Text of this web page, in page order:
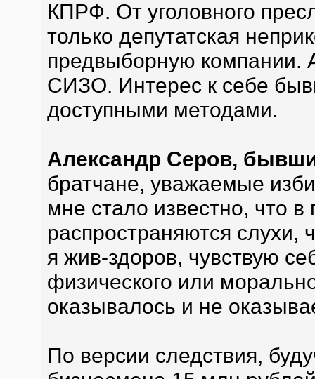
КПРФ. От уголовного
только депутатская
предвыборную компании.
СИЗО. Интерес к себе
доступными методами.
Александр Серов,
братчане, уважаемые
мне стало известно, что в
распространяются слухи,
я жив-здоров, чувствую
физического или
оказывалось и не
По версии следствия,